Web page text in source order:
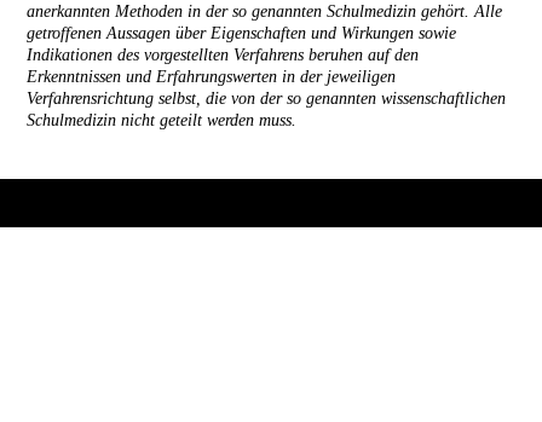
anerkannten Methoden in der so genannten Schulmedizin gehört. Alle
getroffenen Aussagen über Eigenschaften und Wirkungen sowie
Indikationen des vorgestellten Verfahrens beruhen auf den
Erkenntnissen und Erfahrungswerten in der jeweiligen
Verfahrensrichtung selbst, die von der so genannten wissenschaftlichen
Schulmedizin nicht geteilt werden muss.